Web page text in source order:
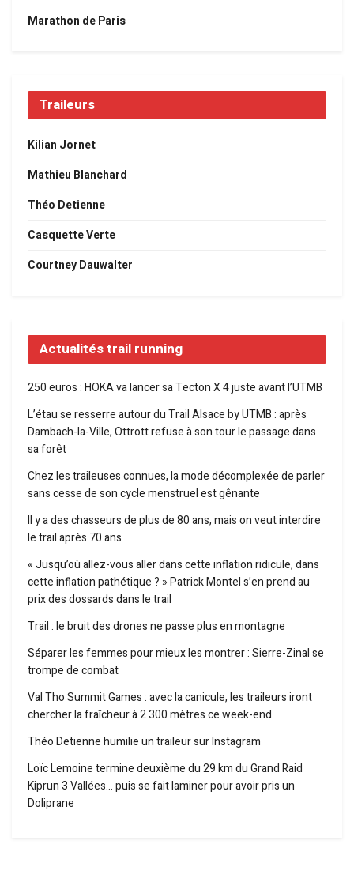
Marathon de Paris
Traileurs
Kilian Jornet
Mathieu Blanchard
Théo Detienne
Casquette Verte
Courtney Dauwalter
Actualités trail running
250 euros : HOKA va lancer sa Tecton X 4 juste avant l’UTMB
L’étau se resserre autour du Trail Alsace by UTMB : après
Dambach-la-Ville, Ottrott refuse à son tour le passage dans
sa forêt
Chez les traileuses connues, la mode décomplexée de parler
sans cesse de son cycle menstruel est gênante
Il y a des chasseurs de plus de 80 ans, mais on veut interdire
le trail après 70 ans
« Jusqu’où allez-vous aller dans cette inflation ridicule, dans
cette inflation pathétique ? » Patrick Montel s’en prend au
prix des dossards dans le trail
Trail : le bruit des drones ne passe plus en montagne
Séparer les femmes pour mieux les montrer : Sierre-Zinal se
trompe de combat
Val Tho Summit Games : avec la canicule, les traileurs iront
chercher la fraîcheur à 2 300 mètres ce week-end
Théo Detienne humilie un traileur sur Instagram
Loïc Lemoine termine deuxième du 29 km du Grand Raid
Kiprun 3 Vallées… puis se fait laminer pour avoir pris un
Doliprane